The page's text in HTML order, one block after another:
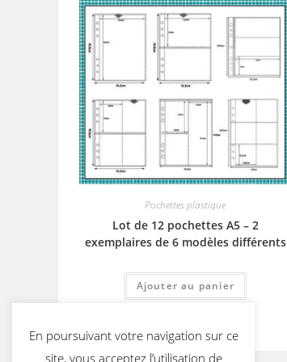
Pochettes plastique
Lot de 12 pochettes A5 – 2
exemplaires de 6 modèles différents
Ajouter au panier
En poursuivant votre navigation sur ce
site, vous acceptez l’utilisation de